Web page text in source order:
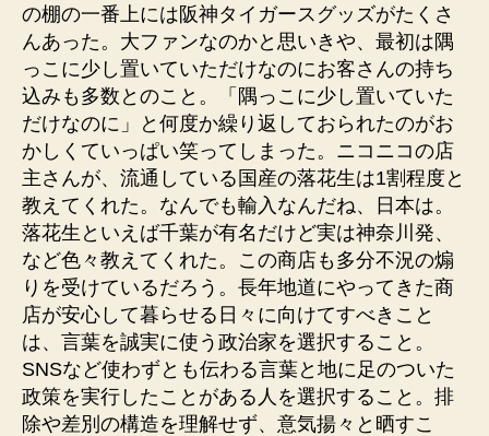
の棚の一番上には阪神タイガースグッズがたくさ
んあった。大ファンなのかと思いきや、最初は隅
っこに少し置いていただけなのにお客さんの持ち
込みも多数とのこと。「隅っこに少し置いていた
だけなのに」と何度か繰り返しておられたのがお
かしくていっぱい笑ってしまった。ニコニコの店
主さんが、流通している国産の落花生は1割程度と
教えてくれた。なんでも輸入なんだね、日本は。
落花生といえば千葉が有名だけど実は神奈川発、
など色々教えてくれた。この商店も多分不況の煽
りを受けているだろう。長年地道にやってきた商
店が安心して暮らせる日々に向けてすべきこと
は、言葉を誠実に使う政治家を選択すること。
SNSなど使わずとも伝わる言葉と地に足のついた
政策を実行したことがある人を選択すること。排
除や差別の構造を理解せず、意気揚々と晒すこ